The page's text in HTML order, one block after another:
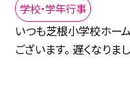
学校・学年行事
いつも芝根小学校ホー
ございます。 遅くなりま